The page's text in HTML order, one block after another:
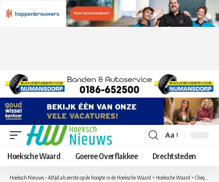
Lettergrootte
aanpassen
Aa
Hoeksche Waard Goeree Overflakkee Drechtsteden
Hoeksch Nieuws – Altijd als eerste op de hoogte in de Hoeksche Waard > Hoeksche Waard > Cheque van 20 duizend euro voor Halte Zomervilla